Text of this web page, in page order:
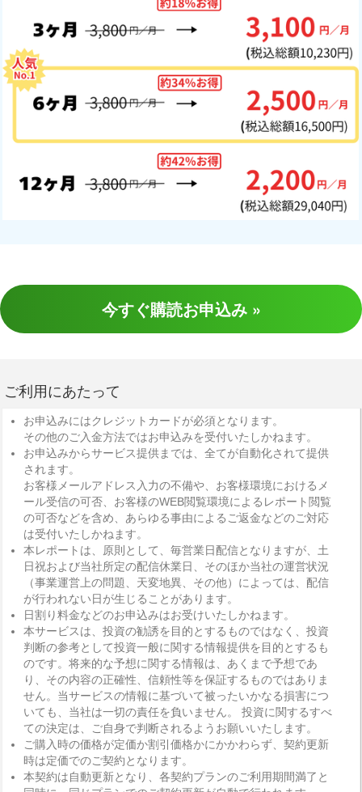
今すぐ購読お申込み »
ご利用にあたって
お申込みにはクレジットカードが必須となります。
その他のご入金方法ではお申込みを受付いたしかねます。
お申込みからサービス提供までは、全てが自動化されて提供
されます。
お客様メールアドレス入力の不備や、お客様環境におけるメ
ール受信の可否、お客様のWEB閲覧環境によるレポート閲覧
の可否などを含め、あらゆる事由によるご返金などのご対応
は受付いたしかねます。
本レポートは、原則として、毎営業日配信となりますが、土
日祝および当社所定の配信休業日、そのほか当社の運営状況
（事業運営上の問題、天変地異、その他）によっては、配信
が行われない日が生じることがあります。
日割り料金などのお申込みはお受けいたしかねます。
本サービスは、投資の勧誘を目的とするものではなく、投資
判断の参考として投資一般に関する情報提供を目的とするも
のです。将来的な予想に関する情報は、あくまで予想であ
り、その内容の正確性、信頼性等を保証するものではありま
せん。当サービスの情報に基づいて被ったいかなる損害につ
いても、当社は一切の責任を負いません。 投資に関するすべ
ての決定は、ご自身で判断されるようお願いいたします。
ご購入時の価格が定価か割引価格かにかかわらず、契約更新
時は定価でのご契約となります。
本契約は自動更新となり、各契約プランのご利用期間満了と